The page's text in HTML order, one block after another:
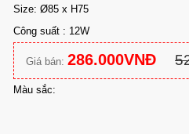
Size: Ø85 x H75
Công suất : 12W
Giá bán: 286.000VNĐ
Màu sắc: